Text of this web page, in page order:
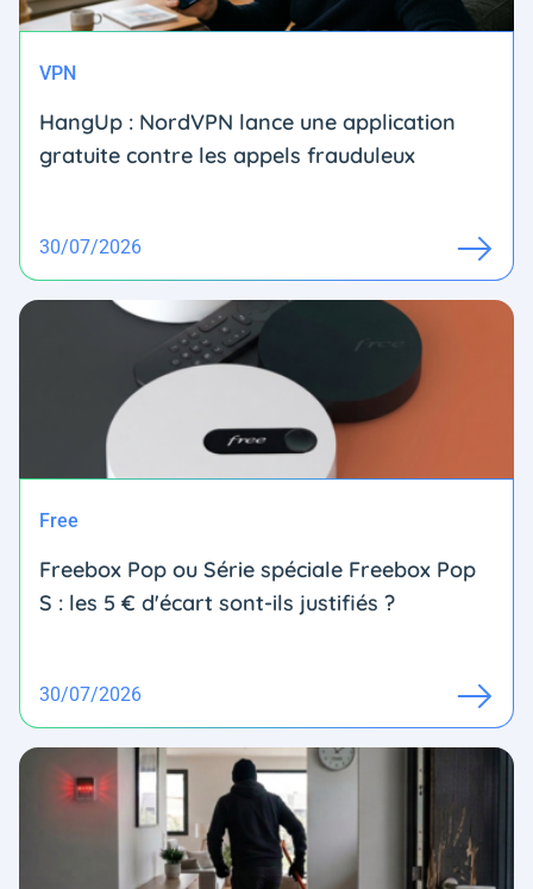
VPN
HangUp : NordVPN lance une application
gratuite contre les appels frauduleux
30/07/2026
Free
Freebox Pop ou Série spéciale Freebox Pop
S : les 5 € d'écart sont-ils justifiés ?
30/07/2026